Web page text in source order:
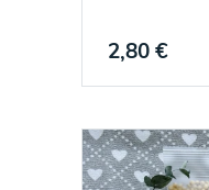
2,80 €